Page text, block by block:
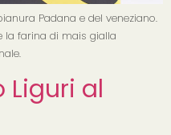
Padana e del veneziano.
la farina di mais gialla
Liguri al